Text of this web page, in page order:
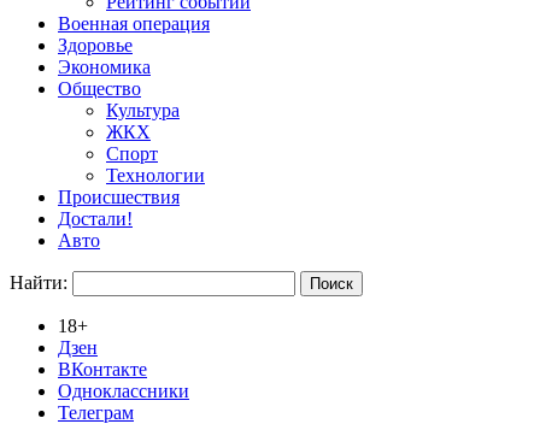
Военная операция
Здоровье
Экономика
Общество
Культура
ЖКХ
Спорт
Технологии
Происшествия
Достали!
Авто
Найти:
18+
Дзен
ВКонтакте
Одноклассники
Телеграм